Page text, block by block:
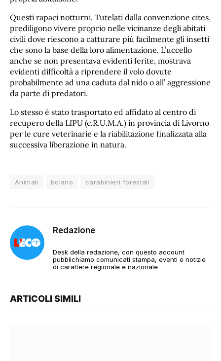
Questi rapaci notturni. Tutelati dalla convenzione cites,
prediligono vivere proprio nelle vicinanze degli abitati
civili dove riescono a catturare più facilmente gli insetti
che sono la base della loro alimentazione. L’uccello
anche se non presentava evidenti ferite, mostrava
evidenti difficoltà a riprendere il volo dovute
probabilmente ad una caduta dal nido o all’ aggressione
da parte di predatori.
Lo stesso è stato trasportato ed affidato al centro di
recupero della LIPU (c.R.U.M.A.) in provincia di Livorno
per le cure veterinarie e la riabilitazione finalizzata alla
successiva liberazione in natura.
Animali bolano carabinieri forestali
Redazione
Desk della redazione, con questo account
pubblichiamo comunicati stampa, eventi e notizie
di carattere regionale e nazionale
ARTICOLI SIMILI